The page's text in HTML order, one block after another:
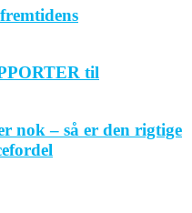
til
nok – så er den rigtige